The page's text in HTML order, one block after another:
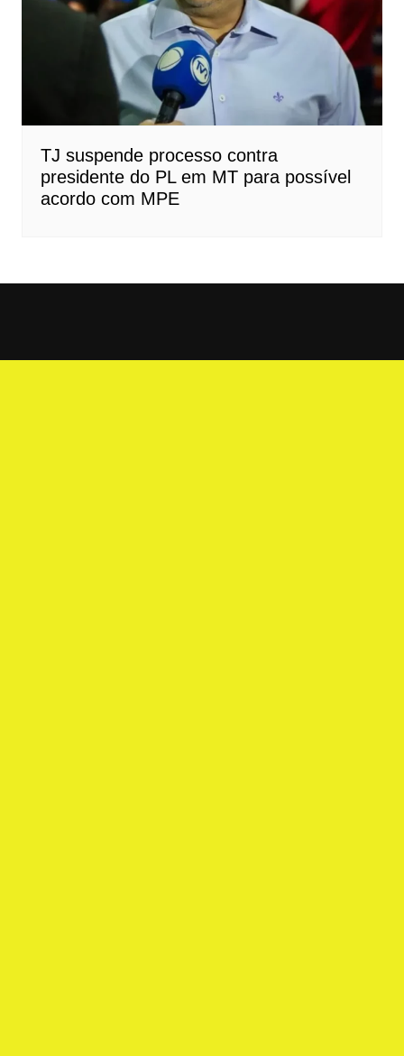
TJ suspende processo contra
presidente do PL em MT para possível
acordo com MPE